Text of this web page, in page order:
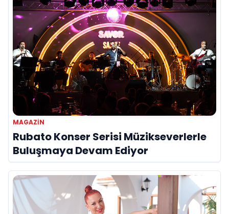
MAGAZİN
Rubato Konser Serisi Müzikseverlerle
Buluşmaya Devam Ediyor